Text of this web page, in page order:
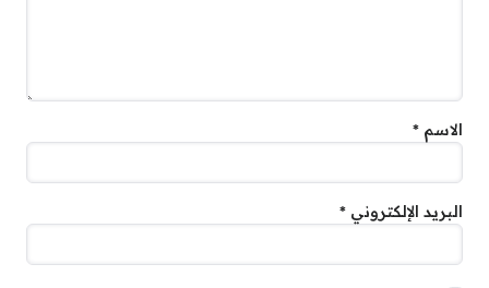
الاسم *
البريد الإلكتروني *